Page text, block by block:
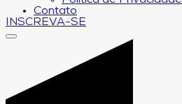
Contato
INSCREVA-SE